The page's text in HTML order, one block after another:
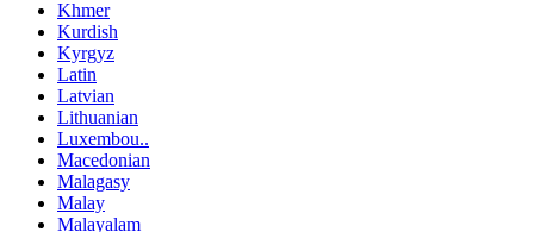
Khmer
Kurdish
Kyrgyz
Latin
Latvian
Lithuanian
Luxembou..
Macedonian
Malagasy
Malay
Malayalam